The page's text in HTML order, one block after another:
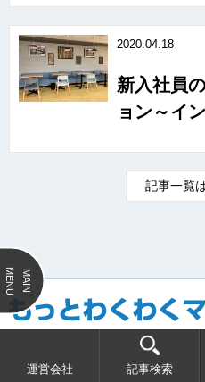
2020.04.18
新入社員
ョン～イ
記事一覧
分譲マンション管理・賃貸・売買・リフォ
運営会社 記事検索
MAIN
MENU